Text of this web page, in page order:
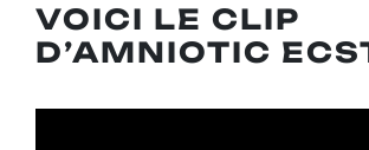
VOICI LE CLIP
D’AMNIOTIC